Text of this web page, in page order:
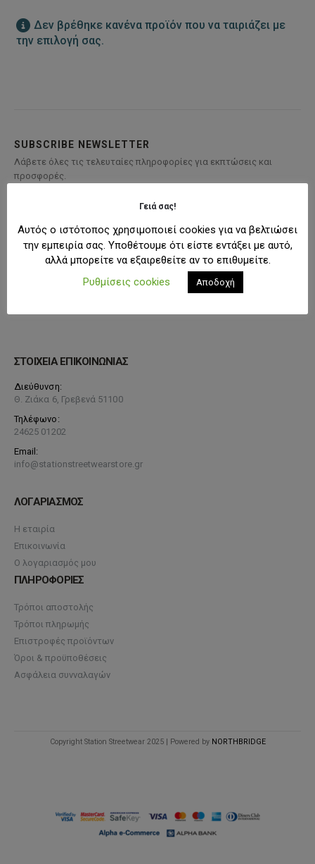
Δεν βρέθηκε κανένα προϊόν που να ταιριάζει με
την επιλογή σας.
SUBSCRIBE NEWSLETTER
Λάβετε όλες τις τελευταίες πληροφορίες για εκπτώσεις και
προσφορές.
ΣΤΟΙΧΕΙΑ ΕΠΙΚΟΙΝΩΝΙΑΣ
Διεύθυνση:
Θ. Ζιάκα 6, Γρεβενά 51100
Τηλέφωνο:
24625 01202
Email:
info@stationstreetwearstore.gr
ΛΟΓΑΡΙΑΣΜΟΣ
Η εταιρία
Επικοινωνία
Ο λογαριασμός μου
ΠΛΗΡΟΦΟΡΙΕΣ
Τρόποι αποστολής
Τρόποι πληρωμής
Επιστροφές προϊόντων
Όροι & προϋποθέσεις
Ασφάλεια συνναλαγών
Copyright Station Streetwear 2025 | Powered by NORTHBRIDGE
Γειά σας!
Αυτός ο ιστότοπος χρησιμοποιεί cookies για να βελτιώσει
την εμπειρία σας. Υποθέτουμε ότι είστε εντάξει με αυτό,
αλλά μπορείτε να εξαιρεθείτε αν το επιθυμείτε.
Ρυθμίσεις cookies
Αποδοχή